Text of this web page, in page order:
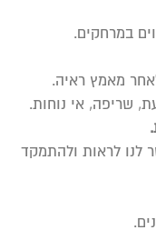
במרחקים.
מאמץ ראיה.
שריפה, אי נוחות.
לנו לראות ולהתמקד